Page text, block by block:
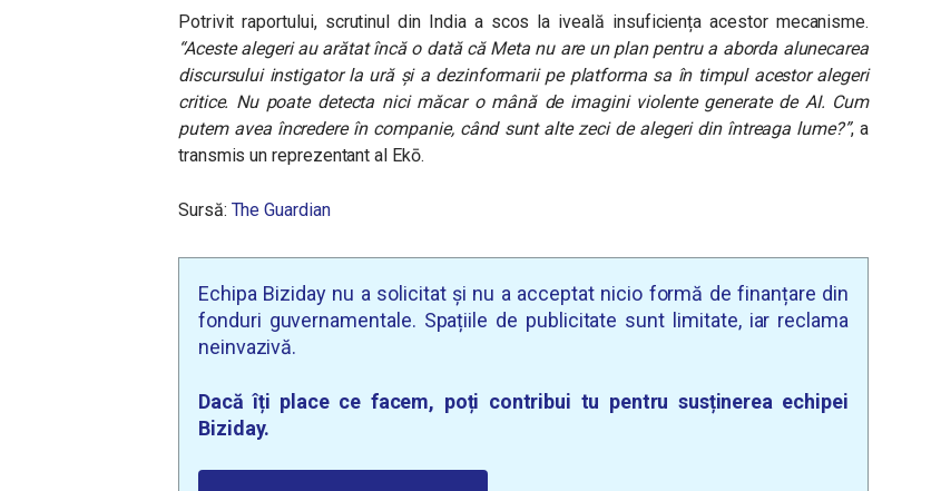
Potrivit raportului, scrutinul din India a scos la iveală insuficiența acestor mecanisme.
“Aceste alegeri au arătat încă o dată că Meta nu are un plan pentru a aborda alunecarea
discursului instigator la ură și a dezinformarii pe platforma sa în timpul acestor alegeri
critice. Nu poate detecta nici măcar o mână de imagini violente generate de AI. Cum
putem avea încredere în companie, când sunt alte zeci de alegeri din întreaga lume?”, a
transmis un reprezentant al Ekō.
Sursă: The Guardian
Echipa Biziday nu a solicitat și nu a acceptat nicio formă de finanțare din
fonduri guvernamentale. Spațiile de publicitate sunt limitate, iar reclama
neinvazivă.
Dacă îți place ce facem, poți contribui tu pentru susținerea echipei
Biziday.